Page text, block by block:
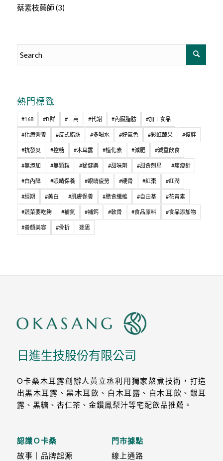
蔡素枝藥師(3)
熱門標籤
#168 #B群 #三高 #代謝 #內臟脂肪 #加工食品
#化療營養 #反式脂肪 #多喝水 #好氣色 #彩虹蔬果 #復胖
#抗發炎 #控糖 #木耳露 #植化素 #減肥 #減重飲食
#無添加 #無顆粒 #猛健樂 #甜味劑 #甜食剋星 #瘦瘦針
#白內障 #眼睛保養 #眼睛疲勞 #硬骨 #紅棗 #紅潤
#經期 #美白 #肌膚保養 #膳食纖維 #自由基 #花青素
#蔬菜要吃夠 #補氣 #補鈣 #軟骨 #食品原料 #食品添加物
#養顏美容 #骨折 迷思
日進生技股份有限公司
O卡桑木耳露創辦人黃立丞利用獨家熬煮技術，打造
出黑木耳露、黑木耳飲、白木耳露、白木耳飲、銀耳
露、黑糖、杏仁茶、金鑽鳳梨汁等宅配飲品推薦。
認識Ｏ卡桑
故事｜品牌起源
門市據點
線上通路